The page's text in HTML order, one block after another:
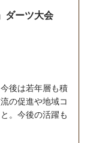
ダーツ大会
後は若年層も積
の促進や地域コ
。今後の活躍も